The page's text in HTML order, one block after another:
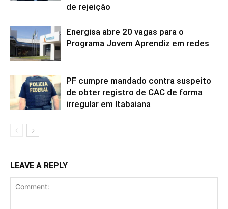
de rejeição
Energisa abre 20 vagas para o
Programa Jovem Aprendiz em redes
PF cumpre mandado contra suspeito
de obter registro de CAC de forma
irregular em Itabaiana
LEAVE A REPLY